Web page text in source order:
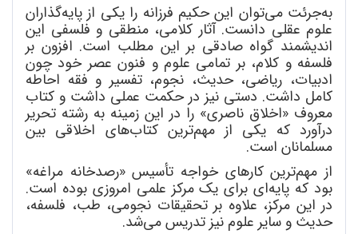
بهجرئت میتوان این حکیم فرزانه را یکی از پایهگذاران
علوم عقلی دانست. آثار کلامی، منطقی و فلسفی این
اندیشمند گواه صادقی بر این مطلب است. افزون بر
فلسفه و کلام، بر تمامی علوم و فنون عصر خود چون
ادبیات، ریاضی، حدیث، نجوم، تفسیر و فقه احاطه
کامل داشت. دستی نیز در حکمت عملی داشت و کتاب
معروف «اخلاق ناصری» را در این زمینه به رشته تحریر
درآورد که یکی از مهمترین کتابهای اخلاقی بین
مسلمانان است.
از مهمترین کارهای خواجه تأسیس «رصدخانه مراغه»
بود که پایهای برای یک مرکز علمی امروزی بوده است.
در این مرکز، علاوه بر تحقیقات نجومی، طب، فلسفه،
حدیث و سایر علوم نیز تدریس میشد.